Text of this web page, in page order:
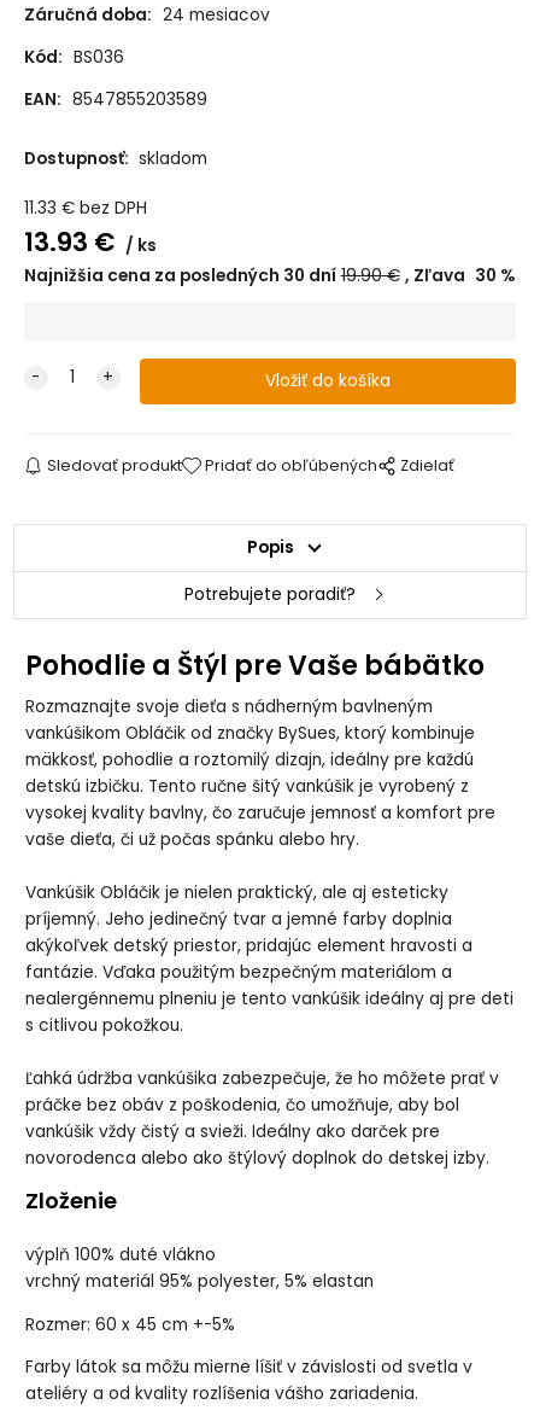
Záručná doba: 24 mesiacov
Kód: BS036
EAN: 8547855203589
Dostupnosť: skladom
11.33 € bez DPH
13.93 €
ks
Najnižšia cena za posledných 30 dní 19.90€ Zľava 30 %
Sledovať produkt Pridať do obľúbených Zdielať
Popis
Potrebujete poradiť?
Pohodlie a Štýl pre Vaše bábätko
Rozmaznajte svoje dieťa s nádherným bavlneným
vankúšikom Obláčik od značky BySues, ktorý kombinuje
mäkkosť, pohodlie a roztomilý dizajn, ideálny pre každú
detskú izbičku. Tento ručne šitý vankúšik je vyrobený z
vysokej kvality bavlny, čo zaručuje jemnosť a komfort pre
vaše dieťa, či už počas spánku alebo hry.
Vankúšik Obláčik je nielen praktický, ale aj esteticky
príjemný. Jeho jedinečný tvar a jemné farby doplnia
akýkoľvek detský priestor, pridajúc element hravosti a
fantázie. Vďaka použitým bezpečným materiálom a
nealergénnemu plneniu je tento vankúšik ideálny aj pre deti
s citlivou pokožkou.
Ľahká údržba vankúšika zabezpečuje, že ho môžete prať v
práčke bez obáv z poškodenia, čo umožňuje, aby bol
vankúšik vždy čistý a svieži. Ideálny ako darček pre
novorodenca alebo ako štýlový doplnok do detskej izby.
Zloženie
výplň 100% duté vlákno
vrchný materiál 95% polyester, 5% elastan
Rozmer: 60 x 45 cm +-5%
Farby látok sa môžu mierne líšiť v závislosti od svetla v
ateliéry a od kvality rozlíšenia vášho zariadenia.